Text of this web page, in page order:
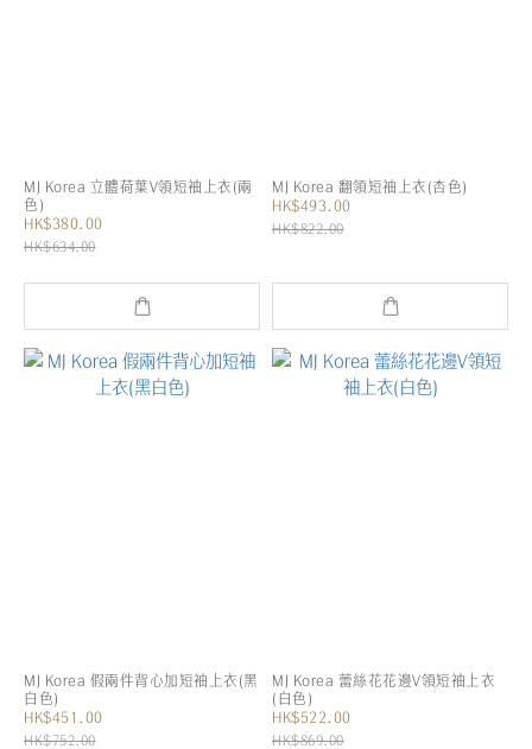
MJ Korea 立體荷葉V領短袖上衣(兩
色)
HK$380.00
HK$634.00
MJ Korea 翻領短袖上衣(杏色)
HK$493.00
HK$822.00
MJ Korea 假兩件背心加短袖上衣(黑
白色)
HK$451.00
HK$752.00
MJ Korea 蕾絲花花邊V領短袖上衣
(白色)
HK$522.00
HK$869.00